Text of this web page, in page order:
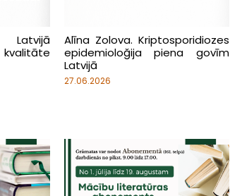
Latvijā
Alīna Zolova. Kriptosporidiozes
epidemioloğija piena govīm
Latvijā
27.06.2026